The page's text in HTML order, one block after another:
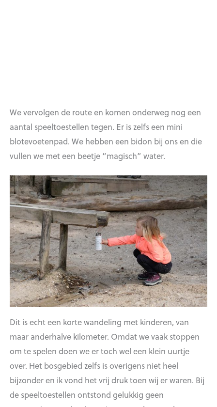
We vervolgen de route en komen onderweg nog een
aantal speeltoestellen tegen. Er is zelfs een mini
blotevoetenpad. We hebben een bidon bij ons en die
vullen we met een beetje “magisch” water.
Dit is echt een korte wandeling met kinderen, van
maar anderhalve kilometer. Omdat we vaak stoppen
om te spelen doen we er toch wel een klein uurtje
over. Het bosgebied zelfs is overigens niet heel
bijzonder en ik vond het vrij druk toen wij er waren. Bij
de speeltoestellen ontstond gelukkig geen